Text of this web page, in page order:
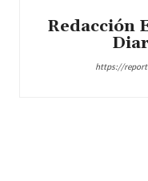
Redacción
https://